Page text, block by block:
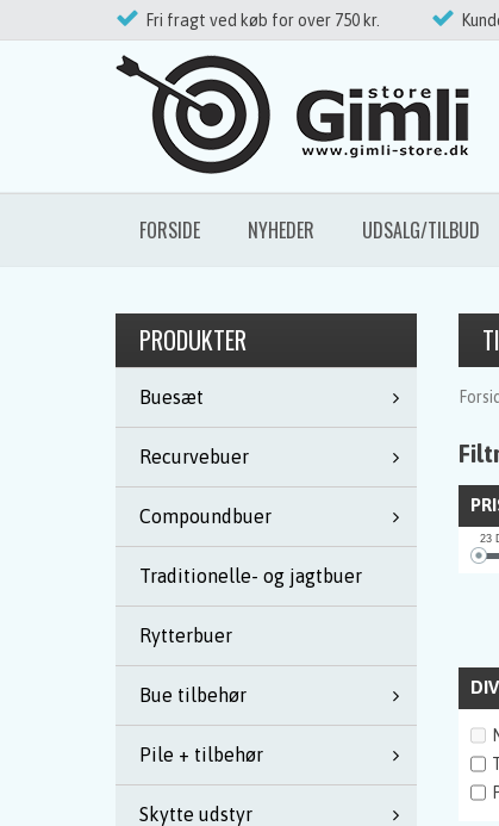
Fri fragt ved køb for over 750 kr.
FORSIDE NYHEDER UDSALG/TILBUD
PRODUKTER
Buesæt
Recurvebuer
Compoundbuer
Traditionelle- og jagtbuer
Rytterbuer
Bue tilbehør
Pile + tilbehør
Skytte udstyr
23